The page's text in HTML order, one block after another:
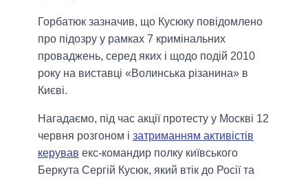
Горбатюк зазначив, що Кусюку повідомлено
про підозру у рамках 7 кримінальних
проваджень, серед яких і щодо подій 2010
року на виставці «Волинська різанина» в
Києві.
Нагадаємо, під час акції протесту у Москві 12
червня розгоном і затриманням активістів
керував екс-командир полку київського
Беркута Сергій Кусюк, який втік до Росії та